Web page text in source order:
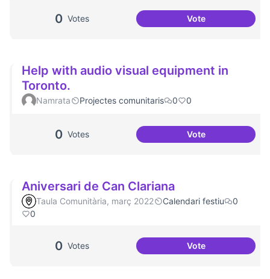
0 Votes VoteMillorar la
Help with audio visual equipment in
Toronto.
Namrata Projectes comunitaris 0 0
0 Votes VoteHelp with audio
Aniversari de Can Clariana
Taula Comunitària, març 2022 Calendari festiu
0
0
0 Votes VoteAniversari de Can